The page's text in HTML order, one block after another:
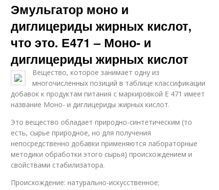
Эмульгатор моно и
диглицериды жирных кислот,
что это. Е471 – Моно- и
диглицериды жирных кислот
Вещество, которое занимает одну из
многочисленных позиций в таблице классификации
добавок к продуктам питания с маркировкой Е 471 имеет
название Моно- и диглицериды жирных кислот.
Это вещество обладает природно-синтетическим (то
есть, сырье природное, но для получения
непосредственно добавки применяются лабораторные
методики обработки этого сырья) происхождением и
свойствами стабилизатора.
Происхождение: натурально-искусственное;